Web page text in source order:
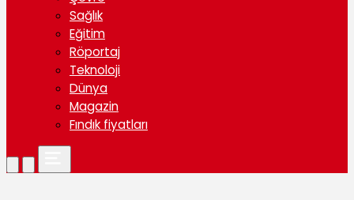
Sağlık
Eğitim
Röportaj
Teknoloji
Dünya
Magazin
Fındık fiyatları